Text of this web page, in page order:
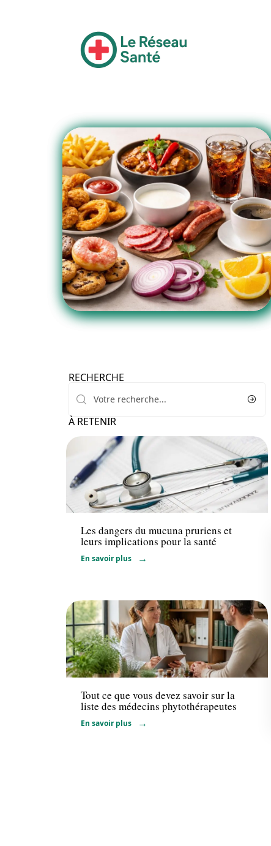
RECHERCHE
À RETENIR
Maladie
Les dangers du mucuna pruriens et
leurs implications pour la santé
En savoir plus
Professionnels
Tout ce que vous devez savoir sur la
liste des médecins phytothérapeutes
En savoir plus